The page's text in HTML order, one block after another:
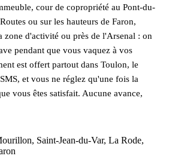
cour de copropriété au Pont-du-
ou sur les hauteurs de Faron,
zone d'activité ou près de l'Arsenal : on
pendant que vous vaquez à vos
est offert partout dans Toulon, le
et vous ne réglez qu'une fois la
vous êtes satisfait. Aucune avance,
Saint-Jean-du-Var, La Rode,